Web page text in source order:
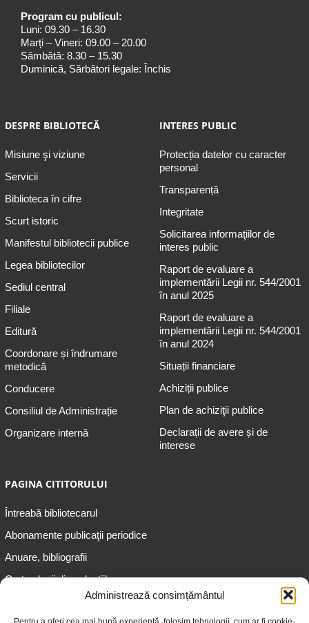
Administrează consimțământul
Program cu publicul:
Luni: 09.30 – 16.30
Marți – Vineri: 09.00 – 20.00
Sâmbătă: 8.30 – 15.30
Duminică, Sărbători legale: Închis
DESPRE BIBLIOTECĂ
Misiune şi viziune
Servicii
Biblioteca în cifre
Scurt istoric
Manifestul bibliotecii publice
Legea bibliotecilor
Sediul central
Filiale
Editură
Coordonare și îndrumare
metodică
Conducere
Consiliul de Administrație
Organizare internă
INTERES PUBLIC
Protecția datelor cu caracter
personal
Transparență
Integritate
Solicitarea informaţiilor de
interes public
Raport de evaluare a
implementării Legii nr. 544/2001
în anul 2025
Raport de evaluare a
implementării Legii nr. 544/2001
în anul 2024
Situații financiare
Achiziții publice
Plan de achiziţii publice
Declarații de avere și de
interese
PAGINA CITITORULUI
Întreabă bibliotecarul
Abonamente publicaţii periodice
Anuare, bibliografii
Cartea lunii din colecțiile